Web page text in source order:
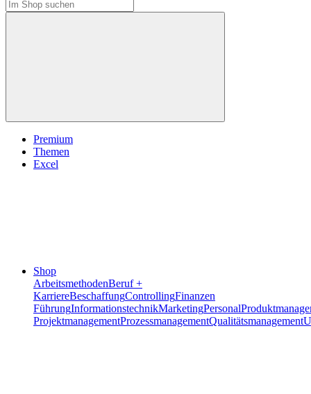
Premium
Themen
Excel
Shop
ArbeitsmethodenBeruf +
KarriereBeschaffungControllingFinanzen
FührungInformationstechnikMarketingPersonal
ProjektmanagementProzessmanagementQualitätsmanagement